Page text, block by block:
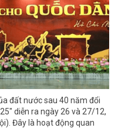
đất nước sau 40 năm đổi
diễn ra ngày 26 và 27/12,
Đây là hoạt động quan